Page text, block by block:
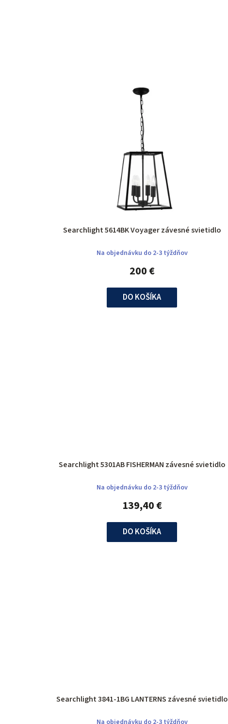
Searchlight 5614BK Voyager závesné svietidlo
Na objednávku do 2-3 týždňov
200 €
DO KOŠÍKA
Searchlight 5301AB FISHERMAN závesné svietidlo
Na objednávku do 2-3 týždňov
139,40 €
DO KOŠÍKA
Searchlight 3841-1BG LANTERNS závesné svietidlo
Na objednávku do 2-3 týždňov